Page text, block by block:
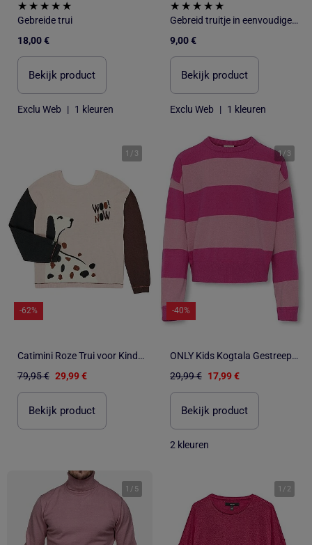
Gebreide trui
18,00 €
Bekijk product
Exclu Web | 1 kleuren
Gebreid truitje in eenvoudige ribbelsteek
9,00 €
Bekijk product
Exclu Web | 1 kleuren
1 / 3
-62%
Catimini Roze Trui voor Kinderen & Meisjes 18115
79,95 € 29,99 €
Bekijk product
1/ 3
-40%
ONLY Kids Kogtala Gestreepte Roze Trui voor Meisjes
29,99 € 17,99 €
Bekijk product
2 kleuren
1 / 5 1 / 2